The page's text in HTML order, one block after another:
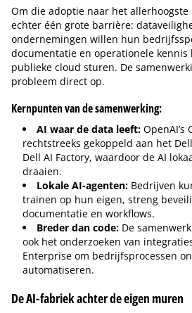
Om die adoptie naar het
echter één grote barrière:
ondernemingen willen hun
documentatie en operationele
publieke cloud sturen. De
probleem direct op.
Kernpunten van de samenwerking:
AI waar de data leeft: OpenAI’s
rechtstreeks gekoppeld aan het
Dell AI Factory, waardoor de AI
draaien.
Lokale AI-agenten: Bedrijven
trainen op hun eigen, streng
documentatie en workflows.
Breder dan code: De
ook het onderzoeken van
Enterprise om bedrijfsprocessen
automatiseren.
De AI-fabriek achter de eigen muren